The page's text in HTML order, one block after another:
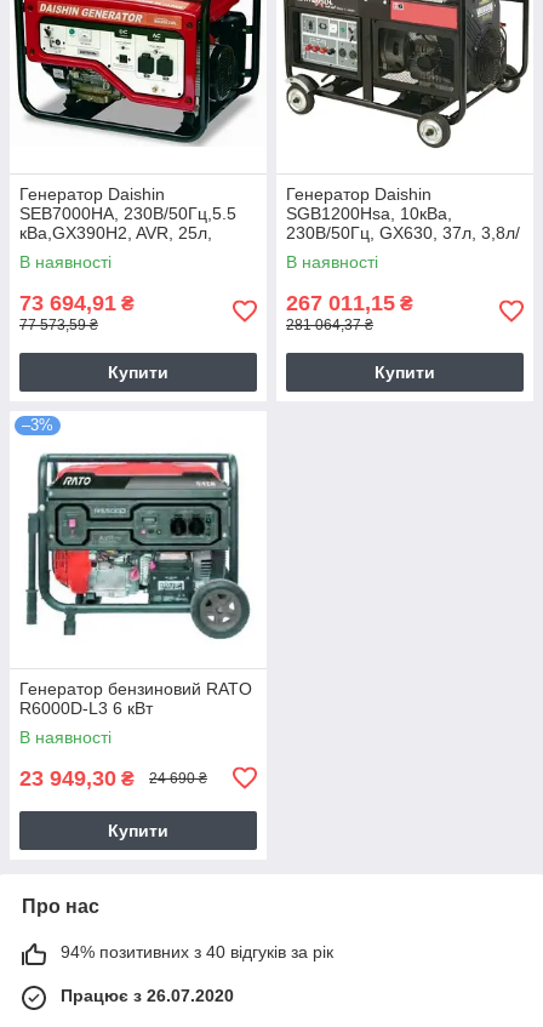
Генератор Daishin
SEB7000HA, 230В/50Гц,5.5
кВа,GX390H2, AVR, 25л,
2x16A, 9год, 12V-8.3A, 87кг
В наявності
73 694,91 ₴
77 573,59 ₴
Купити
Генератор Daishin
SGB1200Hsa, 10кВа,
230В/50Гц, GX630, 37л, 3,8л/
год, 7год, AVR, 2х16А, 177кг
В наявності
267 011,15 ₴
281 064,37 ₴
Купити
–3%
Генератор бензиновий RATO
R6000D-L3 6 кВт
В наявності
23 949,30 ₴ 24 690 ₴
Купити
Про нас
94% позитивних з 40 відгуків за рік
Працює з 26.07.2020